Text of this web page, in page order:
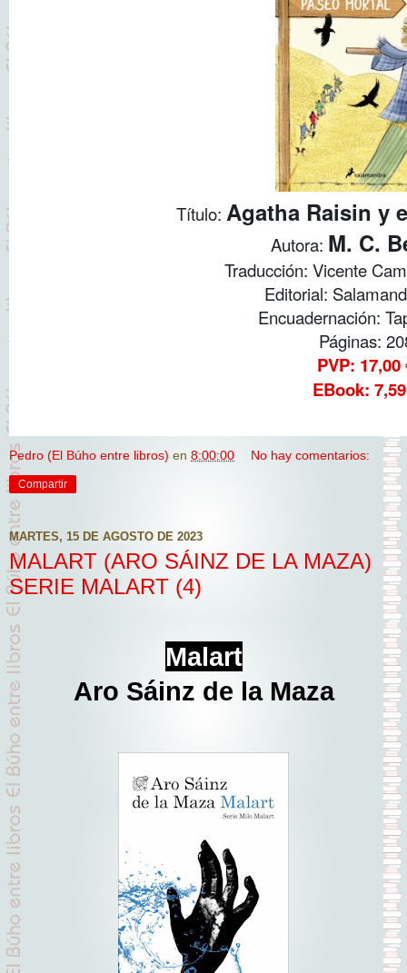
Título: Agatha Raisin y
Autora: M. C.
Traducción: Vicente
Editorial:
Encuadernación:
Páginas:
PVP: 17,00
EBook:
Pedro (El Búho entre libros) en 8:00:00 No hay comentarios:
Compartir
MARTES, 15 DE AGOSTO DE 2023
MALART (ARO SÁINZ DE LA MAZA)
SERIE MALART (4)
Malart
Aro Sáinz de la Maza